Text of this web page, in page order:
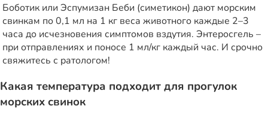
Боботик или Эспумизан Беби (симетикон) дают морским
свинкам по 0,1 мл на 1 кг веса животного каждые 2–3
часа до исчезновения симптомов вздутия. Энтеросгель –
при отправлениях и поносе 1 мл/кг каждый час. И срочно
свяжитесь с ратологом!
Какая температура подходит для прогулок
морских свинок